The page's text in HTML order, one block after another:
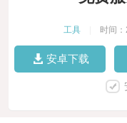
工具 时间
安卓下载